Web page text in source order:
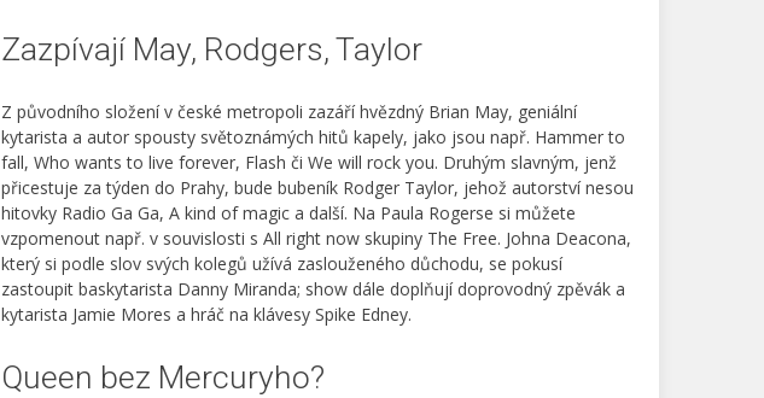
Zazpívají May, Rodgers, Taylor
Z původního složení v české metropoli zazáří hvězdný Brian May, geniální
kytarista a autor spousty světoznámých hitů kapely, jako jsou např. Hammer to
fall, Who wants to live forever, Flash či We will rock you. Druhým slavným, jenž
přicestuje za týden do Prahy, bude bubeník Rodger Taylor, jehož autorství nesou
hitovky Radio Ga Ga, A kind of magic a další. Na Paula Rogerse si můžete
vzpomenout např. v souvislosti s All right now skupiny The Free. Johna Deacona,
který si podle slov svých kolegů užívá zaslouženého důchodu, se pokusí
zastoupit baskytarista Danny Miranda; show dále doplňují doprovodný zpěvák a
kytarista Jamie Mores a hráč na klávesy Spike Edney.
Queen bez Mercuryho?